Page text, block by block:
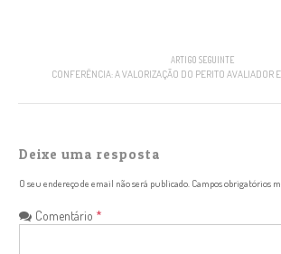
ARTIGO SEGUINTE
CONFERÊNCIA: A VALORIZAÇÃO DO PERITO AVALIADOR
Deixe uma resposta
O seu endereço de email não será publicado. Campos obrigatórios
Comentário *